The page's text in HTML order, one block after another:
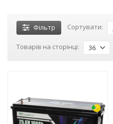
Фільтр Сортувати:
Товарів на сторінці: 36